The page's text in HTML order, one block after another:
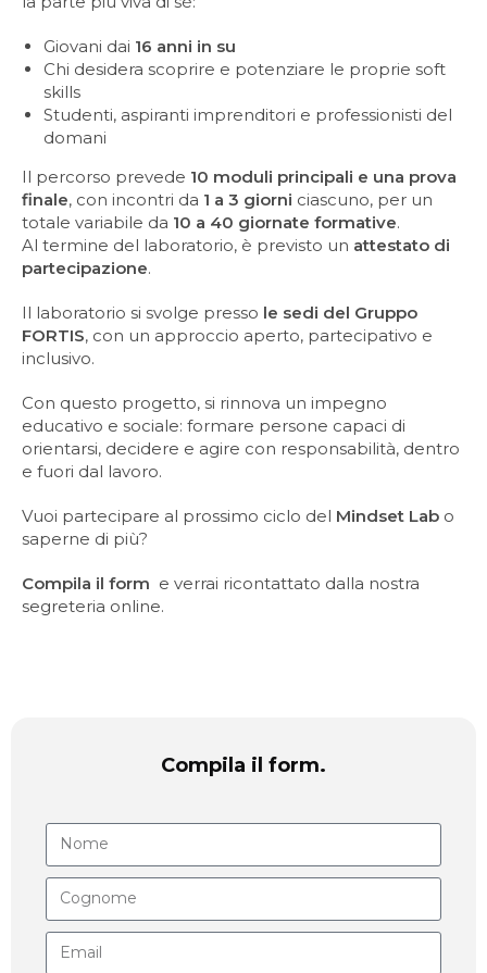
Giovani dai 16 anni in su
Chi desidera scoprire e potenziare le proprie soft
skills
Studenti, aspiranti imprenditori e professionisti del
domani
Il percorso prevede 10 moduli principali e una prova
finale, con incontri da 1 a 3 giorni ciascuno, per un
totale variabile da 10 a 40 giornate formative.
Al termine del laboratorio, è previsto un attestato di
partecipazione.
Il laboratorio si svolge presso le sedi del Gruppo
FORTIS, con un approccio aperto, partecipativo e
inclusivo.
Con questo progetto, si rinnova un impegno
educativo e sociale: formare persone capaci di
orientarsi, decidere e agire con responsabilità, dentro
e fuori dal lavoro.
Vuoi partecipare al prossimo ciclo del Mindset Lab o
saperne di più?
Compila il form e verrai ricontattato dalla nostra
segreteria online.
Compila il form.